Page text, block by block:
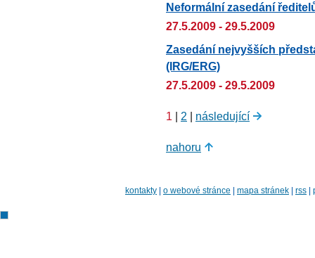
Neformální zasedání
27.5.2009 - 29.5.2009
Zasedání nejvyšších
(IRG/ERG)
27.5.2009 - 29.5.2009
1 | 2 | následující
nahoru
kontakty | o webové stránce | mapa stránek | rss |